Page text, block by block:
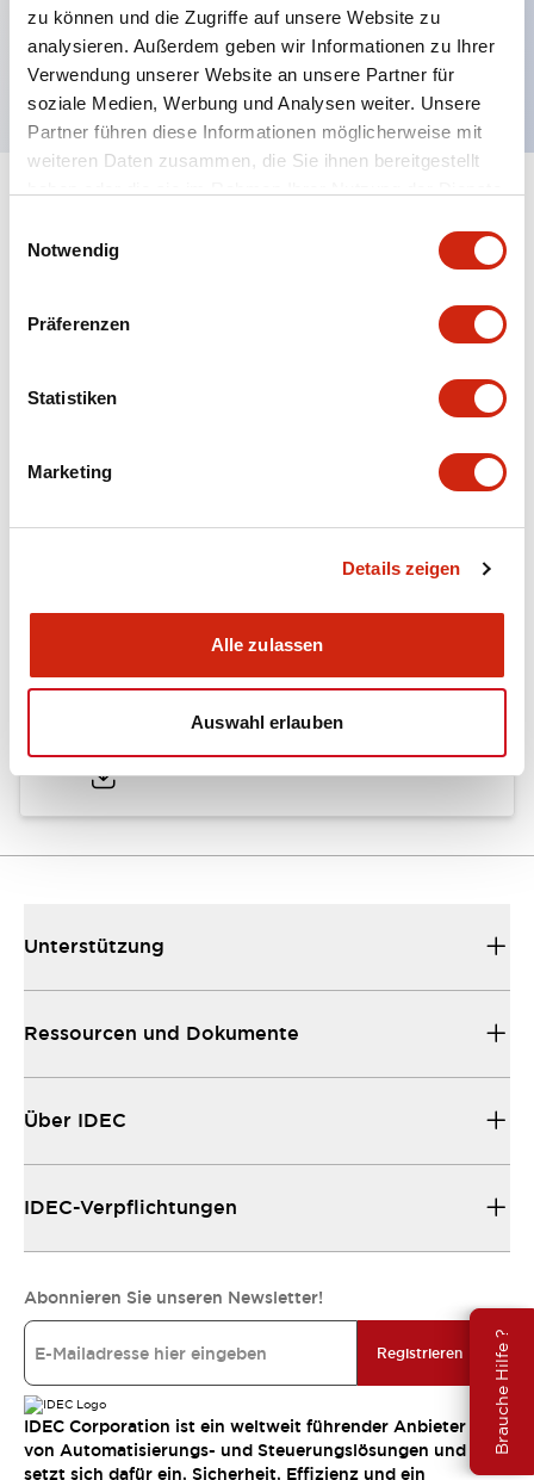
zu können und die Zugriffe auf unsere Website zu
analysieren. Außerdem geben wir Informationen zu Ihrer
Verwendung unserer Website an unsere Partner für
soziale Medien, Werbung und Analysen weiter. Unsere
Partner führen diese Informationen möglicherweise mit
weiteren Daten zusammen, die Sie ihnen bereitgestellt
Notwendig
Präferenzen
Statistiken
Marketing
Details zeigen
Alle zulassen
Auswahl erlauben
Brauche Hilfe ?
Sicherheitskategorie 3,4, 3NO-1NC
Sicherheitsausgang, Push-in-Anschluss
Certification Specifications
Electrical Specifications
Mechanical Specifications
Dokumente und Dateien
Kataloge & Broschüren Bedienungsanleitung Handbücher
HR6S Product Catalog
Unterstützung
Ressourcen und Dokumente
Über IDEC
IDEC-Verpflichtungen
Abonnieren Sie unseren Newsletter!
Registrieren
IDEC Corporation ist ein weltweit führender Anbieter
von Automatisierungs- und Steuerungslösungen und
setzt sich dafür ein, Sicherheit, Effizienz und ein